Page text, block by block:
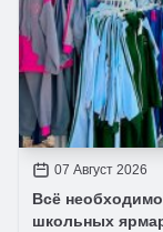
07 Август 2026
Всё
школьных